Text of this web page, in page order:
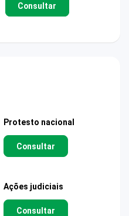
Consultar
Protesto nacional
Consultar
Ações judiciais
Consultar